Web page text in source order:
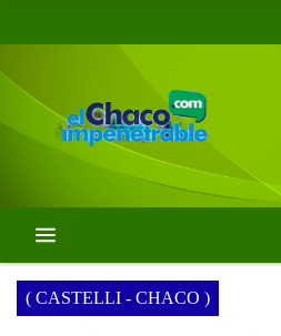
( CASTELLI - CHACO )